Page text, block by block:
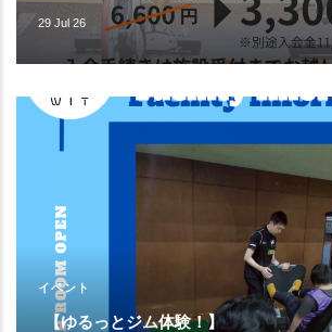
29 Jul 26
イベント
【ゆるっとジム体験！】